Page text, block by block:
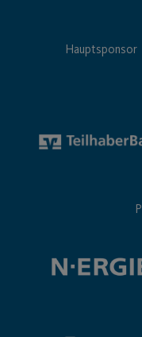
Hauptsponsor